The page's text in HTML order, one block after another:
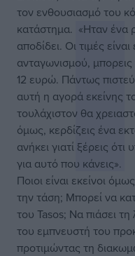
τον ενθουσιασμό του
κατάστημα. «Ηταν ένα
αποδίδει. Οι τιμές
ανταγωνισμού,
12 ευρώ. Πάντως
αυτή η αγορά εκείνης
τουλάχιστον θα
όμως, κερδίζεις ένα
ανήκει γιατί ξέρεις
για αυτό που κάνεις».
Ποιοι είναι εκείνοι
την τάση; Μπορεί να
του Tasos; Να πιάσει
του εμπνευστή του
προτιμώντας τη